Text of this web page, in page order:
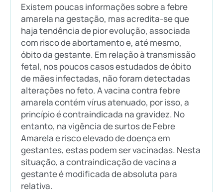
Existem poucas informações sobre a febre
amarela na gestação, mas acredita-se que
haja tendência de pior evolução, associada
com risco de abortamento e, até mesmo,
óbito da gestante. Em relação à transmissão
fetal, nos poucos casos estudados de óbito
de mães infectadas, não foram detectadas
alterações no feto. A vacina contra febre
amarela contém vírus atenuado, por isso, a
princípio é contraindicada na gravidez. No
entanto, na vigência de surtos de Febre
Amarela e risco elevado de doença em
gestantes, estas podem ser vacinadas. Nesta
situação, a contraindicação de vacina a
gestante é modificada de absoluta para
relativa.